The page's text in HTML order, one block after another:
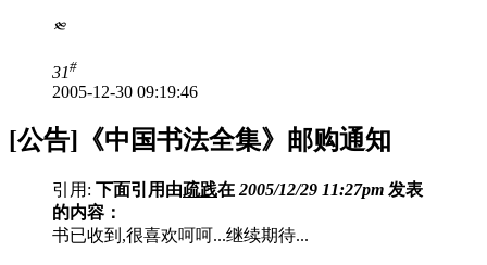
༭
31#
2005-12-30 09:19:46
[公告]《中国书法全集》邮购通知
引用: 下面引用由疏践在 2005/12/29 11:27pm 发表
的内容：
书已收到,很喜欢呵呵...继续期待...